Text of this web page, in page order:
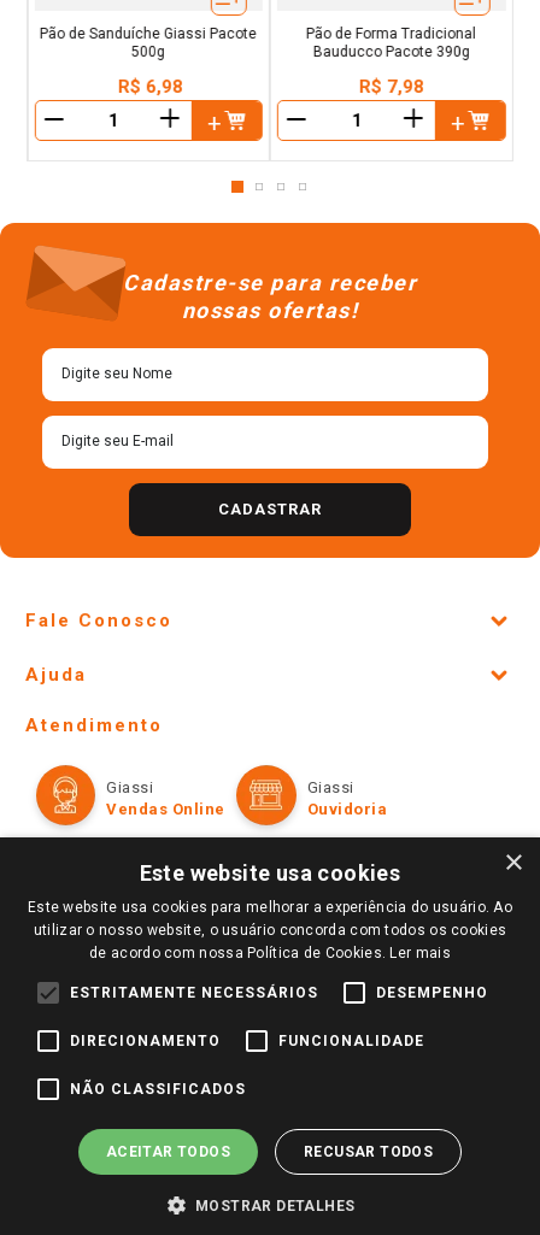
Pão de Sanduíche Giassi Pacote
500g
R$ 6,98
＋
Pão de Forma Tradicional
Bauducco Pacote 390g
R$ 7,98
＋
Cadastre-se para receber
nossas ofertas!
CADASTRAR
Fale Conosco
Lojas Físicas e Horários
Ofertas
Televendas
Amigo Giassi
Trabalhe Conosco
Identidade Visual
Ajuda
Formas de Pagamento
Políticas de entrega
Trocas e Devoluções
Atendimento
Giassi
Vendas Online
Giassi
Ouvidoria
Redes Sociais
Pagamento e Segurança
×
Este website usa cookies
Este website usa cookies para melhorar a experiência do usuário. Ao
utilizar o nosso website, o usuário concorda com todos os cookies
de acordo com nossa Política de Cookies. Ler mais
ESTRITAMENTE NECESSÁRIOS DESEMPENHO
DIRECIONAMENTO FUNCIONALIDADE
NÃO CLASSIFICADOS
ACEITAR TODOS RECUSAR TODOS
MOSTRAR DETALHES